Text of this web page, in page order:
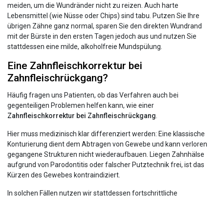
meiden, um die Wundränder nicht zu reizen. Auch harte
Lebensmittel (wie Nüsse oder Chips) sind tabu. Putzen Sie Ihre
übrigen Zähne ganz normal, sparen Sie den direkten Wundrand
mit der Bürste in den ersten Tagen jedoch aus und nutzen Sie
stattdessen eine milde, alkoholfreie Mundspülung.
Eine Zahnfleischkorrektur bei
Zahnfleischrückgang?
Häufig fragen uns Patienten, ob das Verfahren auch bei
gegenteiligen Problemen helfen kann, wie einer
Zahnfleischkorrektur bei Zahnfleischrückgang.
Hier muss medizinisch klar differenziert werden: Eine klassische
Konturierung dient dem Abtragen von Gewebe und kann verloren
gegangene Strukturen nicht wiederaufbauen. Liegen Zahnhälse
aufgrund von Parodontitis oder falscher Putztechnik frei, ist das
Kürzen des Gewebes kontraindiziert.
In solchen Fällen nutzen wir stattdessen fortschrittliche